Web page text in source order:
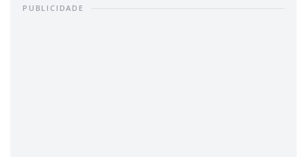
PUBLICIDADE